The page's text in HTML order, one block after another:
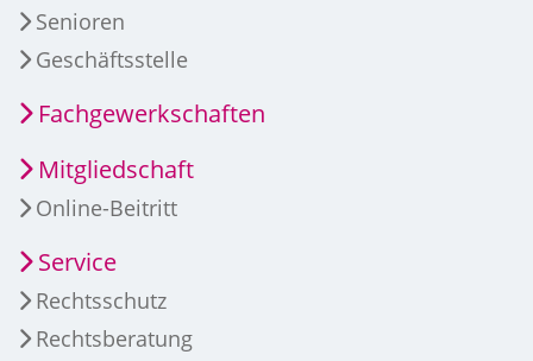
Senioren
Geschäftsstelle
Fachgewerkschaften
Mitgliedschaft
Online-Beitritt
Service
Rechtsschutz
Rechtsberatung